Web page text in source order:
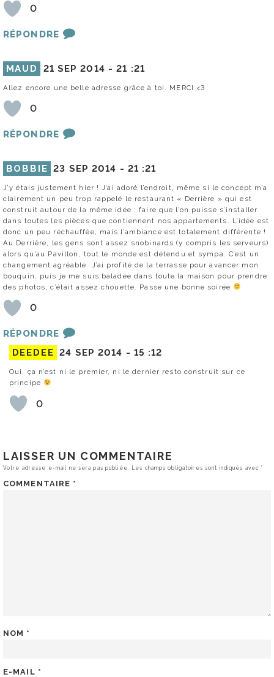
0
RÉPONDRE
MAUD 21 SEP 2014 -21 :21
Allez encore une belle adresse grâce à toi. MERCI <3
0
RÉPONDRE
BOBBIE 23 SEP 2014 - 21 :21
J’y étais justement hier ! J’ai adoré l’endroit, même si le concept m’a
clairement un peu trop rappelé le restaurant « Derrière » qui est
construit autour de la même idée : faire que l’on puisse s’installer
dans toutes les pièces que contiennent nos appartements. L’idée est
donc un peu réchauffée, mais l’ambiance est totalement différente !
Au Derrière, les gens sont assez snobinards (y compris les serveurs)
alors qu’au Pavillon, tout le monde est détendu et sympa. C’est un
changement agréable. J’ai profité de la terrasse pour avancer mon
bouquin, puis je me suis baladée dans toute la maison pour prendre
des photos, c’était assez chouette. Passe une bonne soirée
0
RÉPONDRE
DEEDEE 24 SEP 2014 - 15 :12
Oui, ça n’est ni le premier, ni le dernier resto construit sur ce
principe
0
LAISSER UN COMMENTAIRE
Votre adresse e-mail ne sera pas publiée. Les champs obligatoires sont indiqués avec*
COMMENTAIRE *
NOM *
E-MAIL *